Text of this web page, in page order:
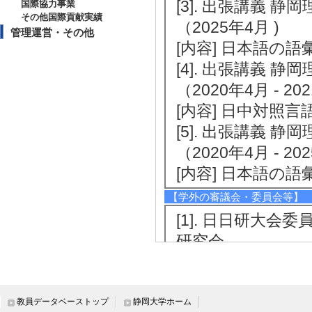
国際協力事業
その他国際貢献実績
管理運営・その他
[3]. 出張講義 静岡
（2025年4月 )
[内容] 日本語の語
[4]. 出張講義 静岡
（2020年4月 -
[内容] 日中対照言
[5]. 出張講義 静岡
（2020年4月 -
[内容] 日本語の語
【学外の審議会・委員会等】
[1]. 日日研大会委
研究会
ど
教員データベーストップ 静岡大学ホーム